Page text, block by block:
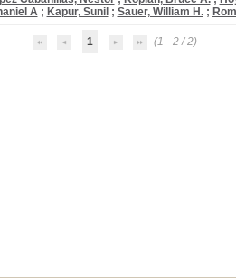
A; Kapur, Sunil ; Sauer, William H.;
1 (1 - 2 / 2)